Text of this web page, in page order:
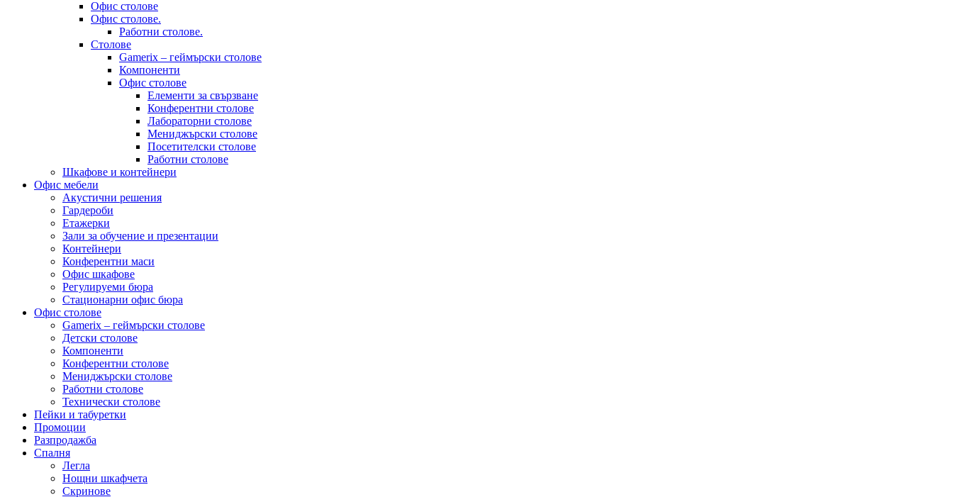
Офис столове
Офис столове.
Работни столове.
Столове
Gamerix – геймърски столове
Компоненти
Офис столове
Елементи за свързване
Конферентни столове
Лабораторни столове
Мениджърски столове
Посетителски столове
Работни столове
Шкафове и контейнери
Офис мебели
Акустични решения
Гардероби
Етажерки
Зали за обучение и презентации
Контейнери
Конферентни маси
Офис шкафове
Регулируеми бюра
Стационарни офис бюра
Офис столове
Gamerix – геймърски столове
Детски столове
Компоненти
Конферентни столове
Мениджърски столове
Работни столове
Технически столове
Пейки и табуретки
Промоции
Разпродажба
Спалня
Легла
Нощни шкафчета
Скринове